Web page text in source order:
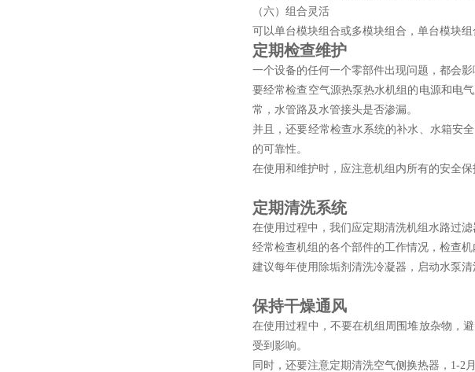
（六）组合灵活
可以单台模块组合或多模块组合，单台模块组
定期检查维护
一个设备的任何一个零部件出现问题，都会影
要经常检查空气源热泵热水机组的电源和电
常，水管路及水管接头是否渗漏。
并且，还要经常检查水系统的补水、水箱安
的可靠性。
在使用和维护时，应注意机组内所有的安全
定期清洗系统
在使用过程中，我们应定期清洗机组水路过
经常检查机组的各个部件的工作情况，检查
建议每年使用除垢剂清洗冷凝器，启动水泵清
保持干燥通风
在使用过程中，不要在机组周围堆放杂物，
受到影响。
同时，还要注意定期清洗空气侧换热器， 1-2